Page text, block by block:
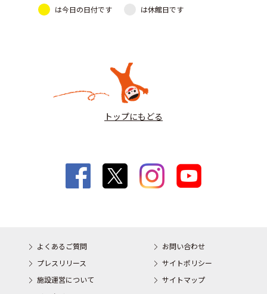
は今日の日付です は休館日です
トップにもどる
よくあるご質問
お問い合わせ
プレスリリース
サイトポリシー
施設運営について
サイトマップ